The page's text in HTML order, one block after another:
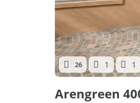
26 1 1
Arengreen